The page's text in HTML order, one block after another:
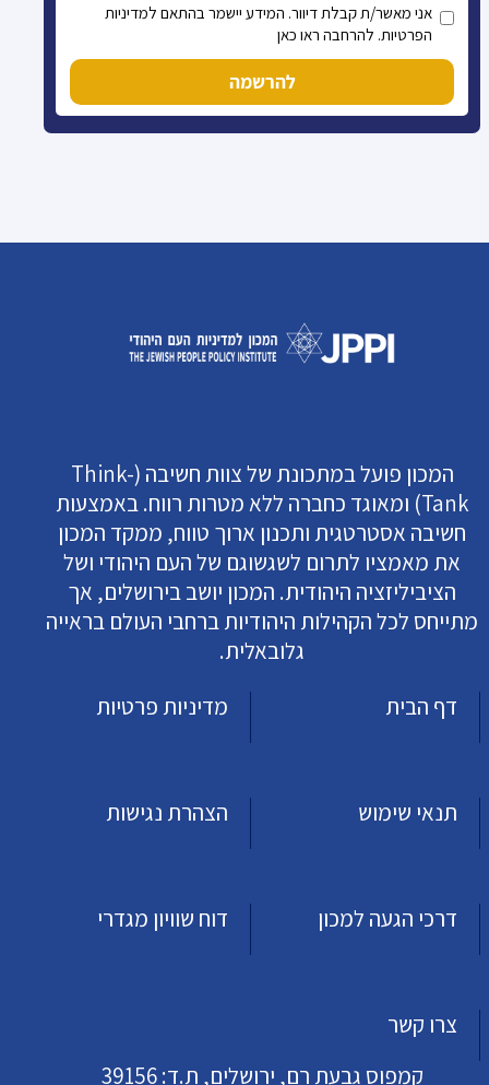
אני מאשר/ת קבלת דיוור. המידע יישמר בהתאם למדיניות
הפרטיות. להרחבה ראו כאן
להרשמה
המכון פועל במתכונת של צוות חשיבה (Think-
Tank) ומאוגד כחברה ללא מטרות רווח. באמצעות
חשיבה אסטרטגית ותכנון ארוך טווח, ממקד המכון
את מאמציו לתרום לשגשוגם של העם היהודי ושל
הציביליזציה היהודית. המכון יושב בירושלים, אך
מתייחס לכל הקהילות היהודיות ברחבי העולם בראייה
גלובאלית.
דף הבית
מדיניות פרטיות
תנאי שימוש הצהרת נגישות
דרכי הגעה למכון דוח שוויון מגדרי
צרו קשר
קמפוס גבעת רם, ירושלים, ת.ד: 39156